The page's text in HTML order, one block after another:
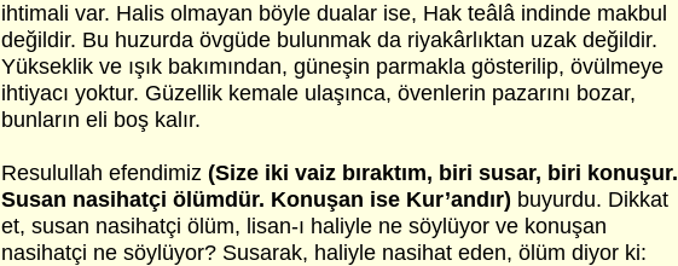
ihtimali var. Halis olmayan böyle dualar ise, Hak teâlâ indinde makbul
değildir. Bu huzurda övgüde bulunmak da riyakârlıktan uzak değildir.
Yükseklik ve ışık bakımından, güneşin parmakla gösterilip, övülmeye
ihtiyacı yoktur. Güzellik kemale ulaşınca, övenlerin pazarını bozar,
bunların eli boş kalır.
Resulullah efendimiz (Size iki vaiz bıraktım, biri susar, biri konuşur.
Susan nasihatçi ölümdür. Konuşan ise Kur’andır) buyurdu. Dikkat
et, susan nasihatçi ölüm, lisan-ı haliyle ne söylüyor ve konuşan
nasihatçi ne söylüyor? Susarak, haliyle nasihat eden, ölüm diyor ki: